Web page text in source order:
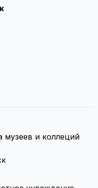
музеев и коллеций